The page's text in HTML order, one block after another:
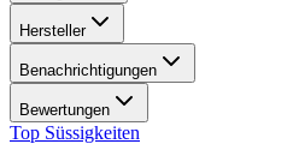
Hersteller
Benachrichtigungen
Bewertungen
Top Süssigkeiten